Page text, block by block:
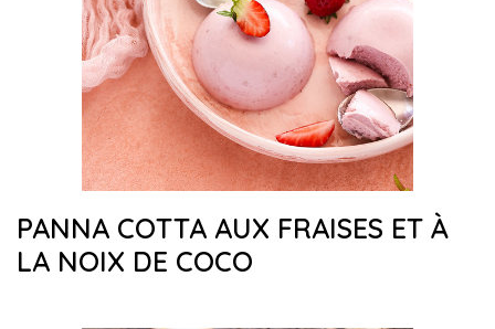
PANNA COTTA AUX FRAISES ET À
LA NOIX DE COCO